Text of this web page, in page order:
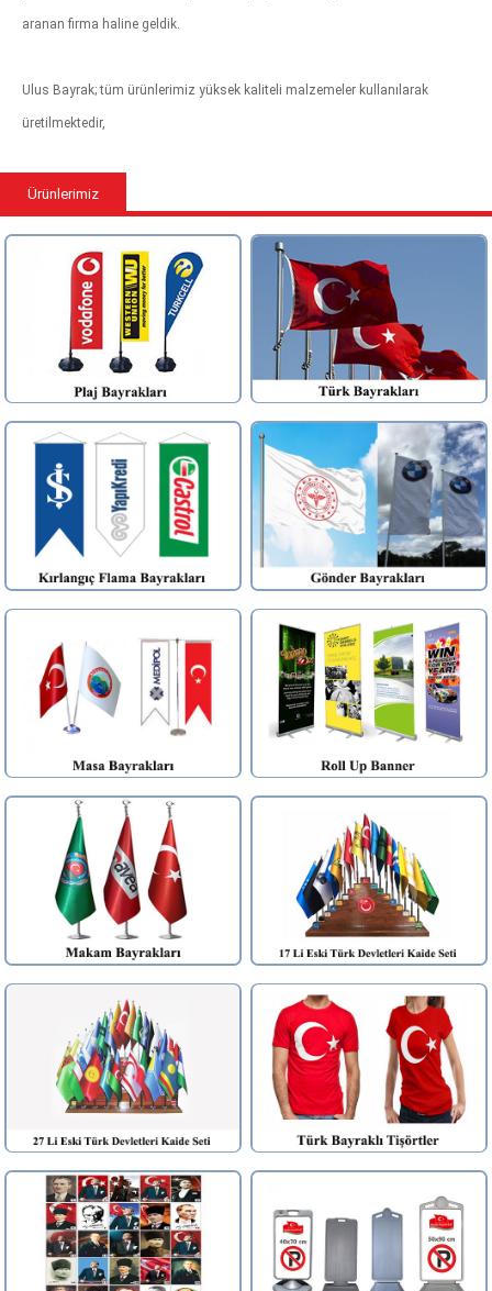
aranan firma haline geldik.
Ulus Bayrak; tüm ürünlerimiz yüksek kaliteli malzemeler kullanılarak
üretilmektedir,
Ürünlerimiz